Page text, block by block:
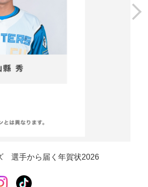
選手から届く年賀状2026